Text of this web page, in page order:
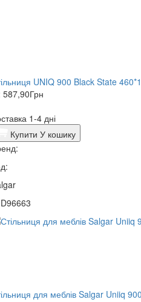
UNIQ 900 Black State
587,90Грн
1-4 дні
Купити У кошику
для меблів Salgar Uniiq